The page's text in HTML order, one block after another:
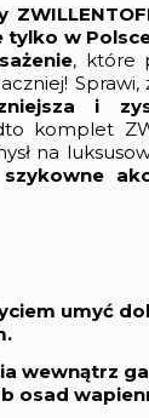
tylko w
, które
Sprawi,
i
komplet
na
szykowne
umyć
wewnątrz
osad